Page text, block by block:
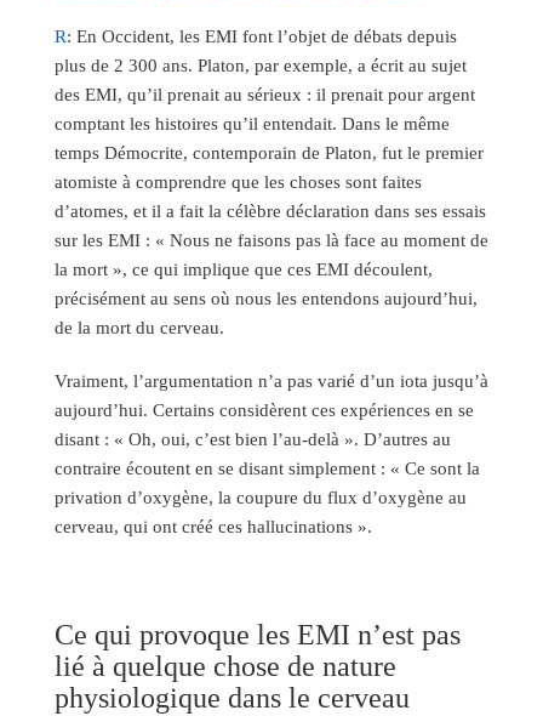
R: En Occident, les EMI font l’objet de débats depuis
plus de 2 300 ans. Platon, par exemple, a écrit au sujet
des EMI, qu’il prenait au sérieux : il prenait pour argent
comptant les histoires qu’il entendait. Dans le même
temps Démocrite, contemporain de Platon, fut le premier
atomiste à comprendre que les choses sont faites
d’atomes, et il a fait la célèbre déclaration dans ses essais
sur les EMI : « Nous ne faisons pas là face au moment de
la mort », ce qui implique que ces EMI découlent,
précisément au sens où nous les entendons aujourd’hui,
de la mort du cerveau.
Vraiment, l’argumentation n’a pas varié d’un iota jusqu’à
aujourd’hui. Certains considèrent ces expériences en se
disant : « Oh, oui, c’est bien l’au-delà ». D’autres au
contraire écoutent en se disant simplement : « Ce sont la
privation d’oxygène, la coupure du flux d’oxygène au
cerveau, qui ont créé ces hallucinations ».
Ce qui provoque les EMI n’est pas
lié à quelque chose de nature
physiologique dans le cerveau